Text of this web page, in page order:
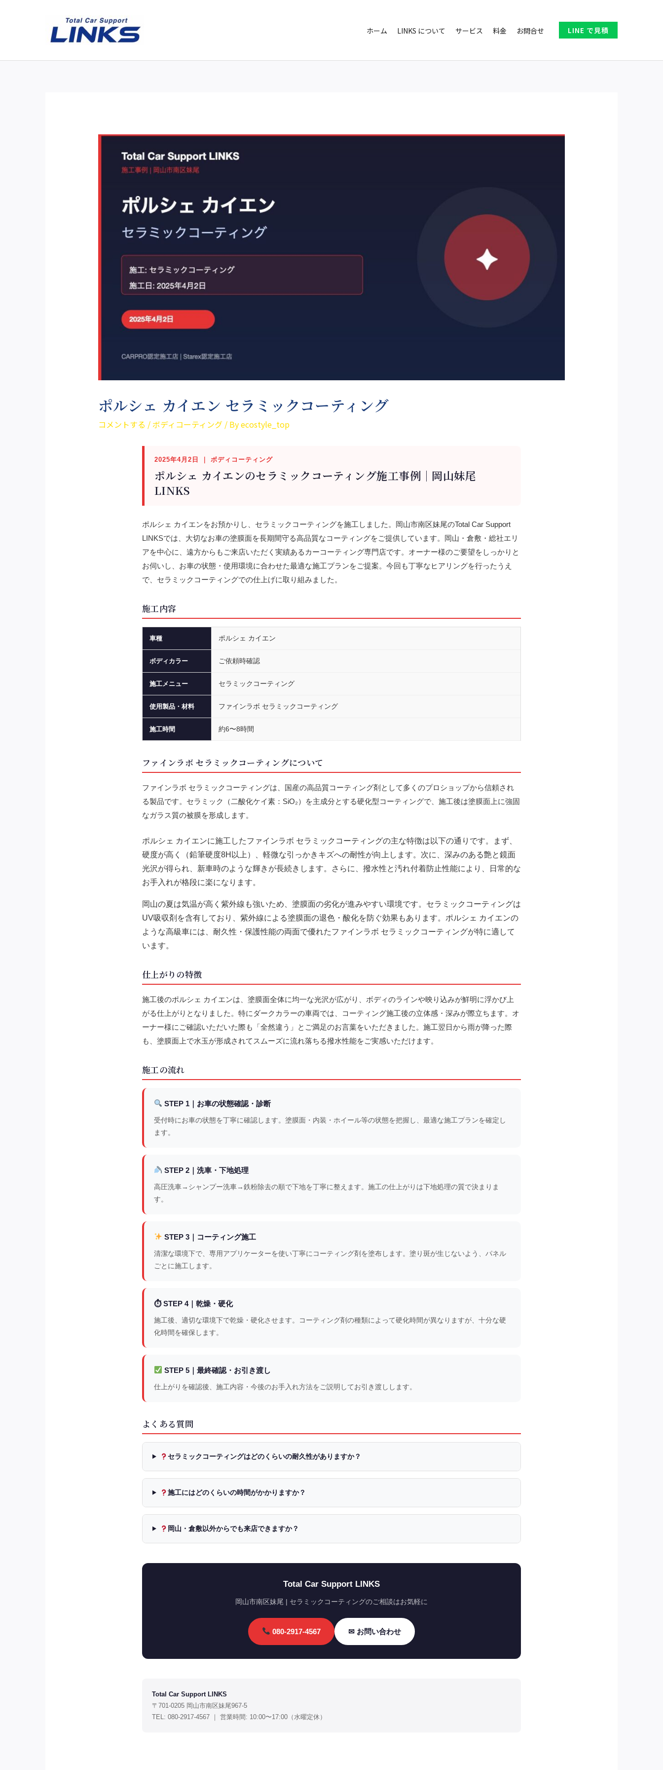
キ
ホーム LINKS について サービス 料金 お問合せ LINE で見積
ポルシェ カイエン セラミックコーティング
コメントする / ボディコーティング/ Byecostyle_top
2025年4月2日 ｜ ボディコーティング
ポルシェ カイエンのセラミックコーティング施工事例｜岡山妹尾
LINKS
ポルシェ カイエンをお預かりし、セラミックコーティングを施工しました。岡山市南区妹尾のTotal Car Support
LINKSでは、大切なお車の塗膜面を長期間守る高品質なコーティングをご提供しています。岡山・倉敷・総社エリ
アを中心に、遠方からもご来店いただく実績あるカーコーティング専門店です。オーナー様のご要望をしっかりと
お伺いし、お車の状態・使用環境に合わせた最適な施工プランをご提案。今回も丁寧なヒアリングを行ったうえ
で、セラミックコーティングでの仕上げに取り組みました。
施工内容
車種 ポルシェ カイエン
ボディカラー ご依頼時確認
施工メニュー セラミックコーティング
使用製品・材料 ファインラボ セラミックコーティング
施工時間 約6〜8時間
ファインラボ セラミックコーティングについて
ファインラボ セラミックコーティングは、国産の高品質コーティング剤として多くのプロショップから信頼され
る製品です。セラミック（二酸化ケイ素：SiO₂）を主成分とする硬化型コーティングで、施工後は塗膜面上に強固
なガラス質の被膜を形成します。
ポルシェ カイエンに施工したファインラボ セラミックコーティングの主な特徴は以下の通りです。まず、
硬度が高く（鉛筆硬度8H以上）、軽微な引っかきキズへの耐性が向上します。次に、深みのある艶と鏡面
光沢が得られ、新車時のような輝きが長続きします。さらに、撥水性と汚れ付着防止性能により、日常的な
お手入れが格段に楽になります。
岡山の夏は気温が高く紫外線も強いため、塗膜面の劣化が進みやすい環境です。セラミックコーティングは
UV吸収剤を含有しており、紫外線による塗膜面の退色・酸化を防ぐ効果もあります。ポルシェ カイエンの
ような高級車には、耐久性・保護性能の両面で優れたファインラボ セラミックコーティングが特に適して
います。
仕上がりの特徴
施工後のポルシェ カイエンは、塗膜面全体に均一な光沢が広がり、ボディのラインや映り込みが鮮明に浮かび上
がる仕上がりとなりました。特にダークカラーの車両では、コーティング施工後の立体感・深みが際立ちます。オ
ーナー様にご確認いただいた際も「全然違う」とご満足のお言葉をいただきました。施工翌日から雨が降った際
も、塗膜面上で水玉が形成されてスムーズに流れ落ちる撥水性能をご実感いただけます。
施工の流れ
STEP 1｜お車の状態確認・診断
受付時にお車の状態を丁寧に確認します。塗膜面・内装・ホイール等の状態を把握し、最適な施工プランを確定し
ます。
STEP 2｜洗車・下地処理
高圧洗車→シャンプー洗車→鉄粉除去の順で下地を丁寧に整えます。施工の仕上がりは下地処理の質で決まりま
す。
STEP 3｜コーティング施工
清潔な環境下で、専用アプリケーターを使い丁寧にコーティング剤を塗布します。塗り斑が生じないよう、パネル
ごとに施工します。
⏱ STEP 4｜乾燥・硬化
施工後、適切な環境下で乾燥・硬化させます。コーティング剤の種類によって硬化時間が異なりますが、十分な硬
化時間を確保します。
STEP 5｜最終確認・お引き渡し
仕上がりを確認後、施工内容・今後のお手入れ方法をご説明してお引き渡しします。
よくある質問
セラミックコーティングはどのくらいの耐久性がありますか？
施工にはどのくらいの時間がかかりますか？
岡山・倉敷以外からでも来店できますか？
Total Car Support LINKS
岡山市南区妹尾 | セラミックコーティングのご相談はお気軽に
080-2917-4567 ✉ お問い合わせ
Total Car Support LINKS
〒701-0205 岡山市南区妹尾967-5
TEL: 080-2917-4567 ｜ 営業時間: 10:00〜17:00（水曜定休）